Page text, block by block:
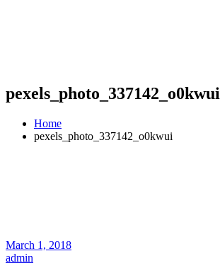
pexels_photo_337142_o0kwui
Home
pexels_photo_337142_o0kwui
March 1, 2018
admin